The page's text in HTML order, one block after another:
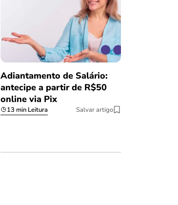
Adiantamento de Salário:
antecipe a partir de R$50
online via Pix
13 min Leitura Salvar artigo